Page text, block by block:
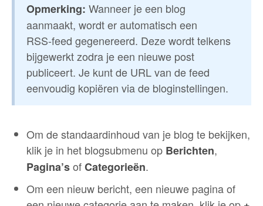
Opmerking: Wanneer je een blog
aanmaakt, wordt er automatisch een
RSS‑feed gegenereerd. Deze wordt telkens
bijgewerkt zodra je een nieuwe post
publiceert. Je kunt de URL van de feed
eenvoudig kopiëren via de bloginstellingen.
Om de standaardinhoud van je blog te bekijken,
klik je in het blogsubmenu op Berichten,
Pagina’sofCategorieën.
Om een nieuw bericht, een nieuwe pagina of